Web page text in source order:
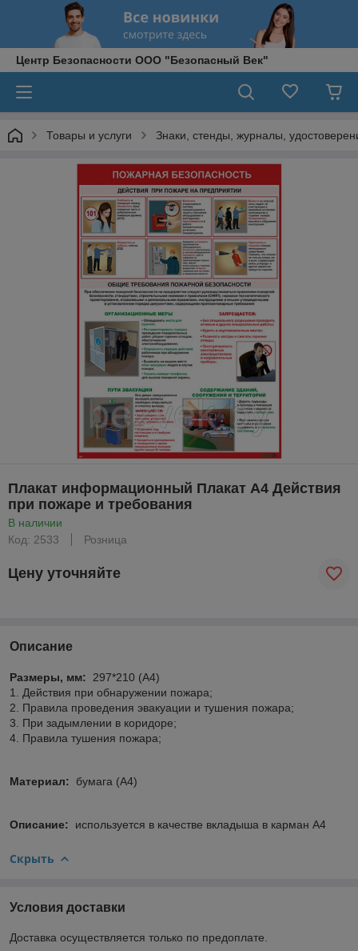
Центр Безопасности ООО "Безопасный Век"
Товары и услуги Знаки, стенды, журналы,
Плакат информационный Плакат А4 Действия
при пожаре и требования
В наличии
Код: 2533
Розница
Цену уточняйте
Описание
Размеры, мм:
297*210 (А4)
1. Действия при обнаружении пожара;
2. Правила проведения эвакуации и тушения пожара;
3. При задымлении в коридоре;
4. Правила тушения пожара;
Материал: бумага (А4)
Описание: используется в качестве вкладыша в карман А4
Скрыть
Условия доставки
Доставка осуществляется только по предоплате.